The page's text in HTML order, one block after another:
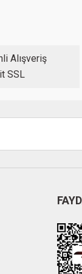
Alışveriş
SSL